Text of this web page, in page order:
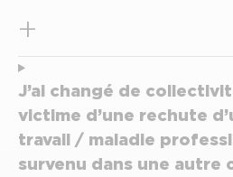
J’ai changé de
victime d’une rechute
travail / maladie
survenu dans une autre